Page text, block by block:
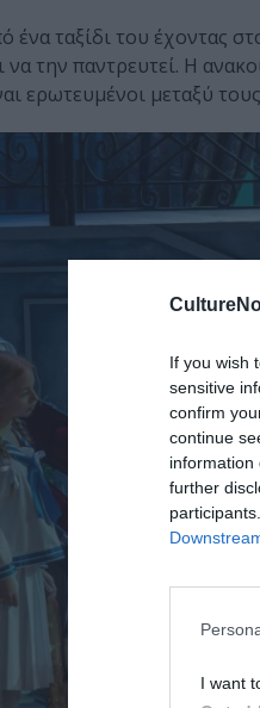
If you wish
sensitive
confirm
continue
information
further
I want
ένα ταξίδι του έχοντας
να την παντρευτεί. Η
ερωτευμένοι μεταξύ